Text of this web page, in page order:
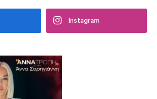
Instagram